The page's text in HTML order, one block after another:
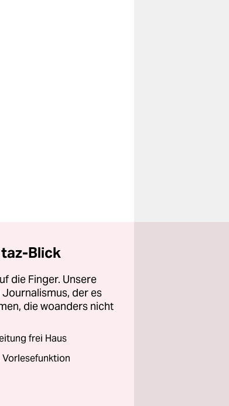
Blick
die Finger. Unsere
der es
die woanders nicht
frei Haus